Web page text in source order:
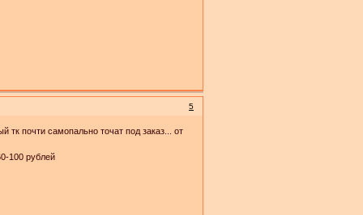
5
почти самопально точат под заказ... от
100 рублей